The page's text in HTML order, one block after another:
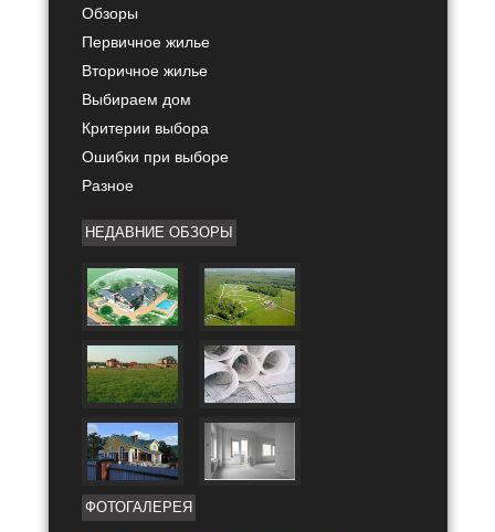
Обзоры
Первичное жилье
Вторичное жилье
Выбираем дом
Критерии выбора
Ошибки при выборе
Разное
НЕДАВНИЕ ОБЗОРЫ
ФОТОГАЛЕРЕЯ